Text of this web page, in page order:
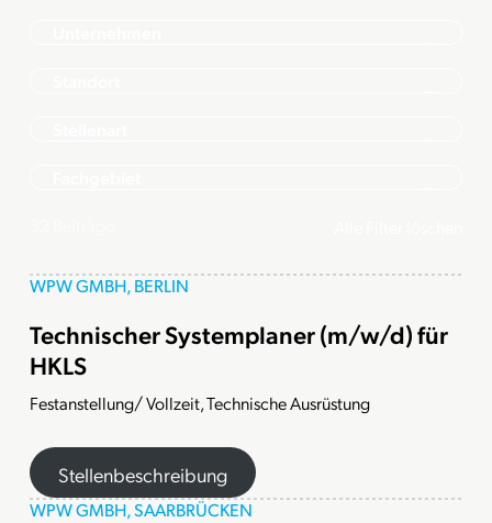
WPW GMBH, BERLIN
Technischer Systemplaner (m/w/d) für
HKLS
Festanstellung/ Vollzeit, Technische Ausrüstung
Stellenbeschreibung
WPW GMBH, SAARBRÜCKEN